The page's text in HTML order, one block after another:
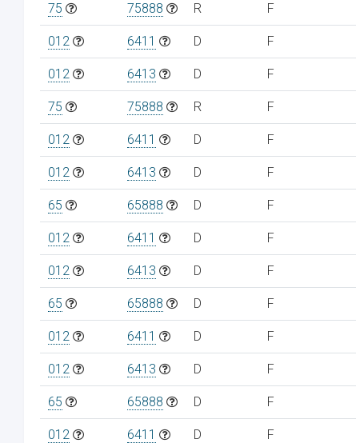
75 75888 R F
012 6411 D F
012 6413 D F
75 75888 R F
012 6411 D F
012 6413 D F
65 65888 D F
012 6411 D F
012 6413 D F
65 65888 D F
012 6411 D F
012 6413 D F
65 65888 D F
012 6411 D F